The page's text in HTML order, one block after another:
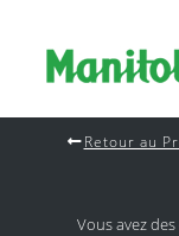
Retour au
Vous avez